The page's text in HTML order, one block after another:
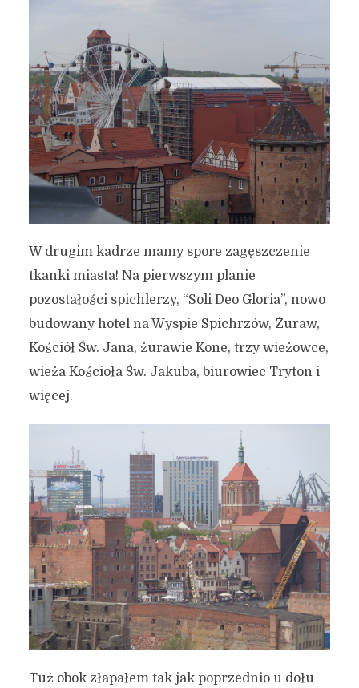
W drugim kadrze mamy spore zagęszczenie
tkanki miasta! Na pierwszym planie
pozostałości spichlerzy, “Soli Deo Gloria”, nowo
budowany hotel na Wyspie Spichrzów, Żuraw,
Kościół Św. Jana, żurawie Kone, trzy wieżowce,
wieża Kościoła Św. Jakuba, biurowiec Tryton i
więcej.
Tuż obok złapałem tak jak poprzednio u dołu